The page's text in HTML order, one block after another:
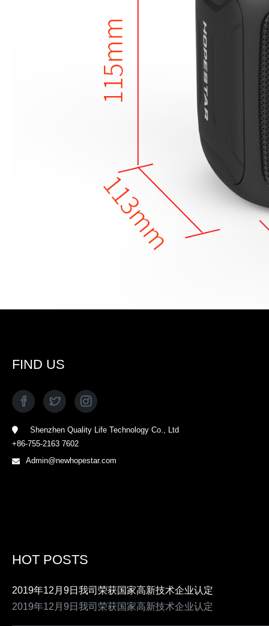
FIND US
Shenzhen Quality Life Technology Co., Ltd
+86-755-2163 7602
Admin@newhopestar.com
HOT POSTS
2019年12月9日我司荣获国家高新技术企业认定
2019年12月9日我司荣获国家高新技术企业认定